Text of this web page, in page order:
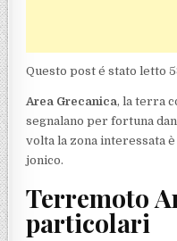
Questo post é stato letto
Area Grecanica, la terra
segnalano per fortuna
volta la zona interessata
jonico.
Terremoto
particolari